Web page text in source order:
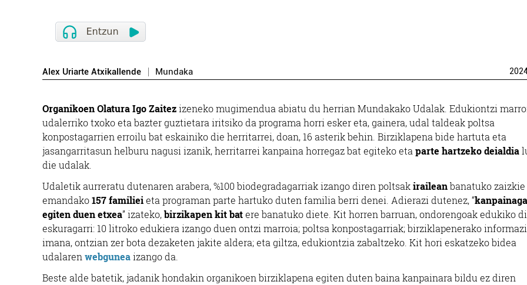
Alex Uriarte Atxikallende Mundaka
Organikoen Olatura Igo Zaitezizeneko mugimendua abiatu du herrian Mundakako Udalak. Edukiontzi
udalerriko txoko eta bazter guztietara iritsiko da programa horri esker eta, gainera, udal taldeak poltsa
konpostagarrien erroilu bat eskainiko die herritarrei, doan, 16 asterik behin. Birziklapena bide hartuta eta
jasangarritasun helburu nagusi izanik, herritarrei kanpaina horregaz bat egiteko eta parte hartzeko deialdia
die udalak.
Udaletik aurreratu dutenaren arabera, %100 biodegradagarriak izango diren poltsakiraileanbanatuko
emandako157 familieieta programan parte hartuko duten familia berri denei. Adierazi dutenez, “
egiten duen etxea” izateko,birzikapen kit batere banatuko diete. Kit horren barruan, ondorengoak edukiko
eskuragarri: 10 litroko edukiera izango duen ontzi marroia; poltsa konpostagarriak; birziklapenerako
imana, ontzian zer bota dezaketen jakite aldera; eta giltza, edukiontzia zabaltzeko. Kit hori eskatzeko bidea
udalaren webguneaizango da.
Beste alde batetik, jadanik hondakin organikoen birziklapena egiten duten baina kanpainara bildu ez diren